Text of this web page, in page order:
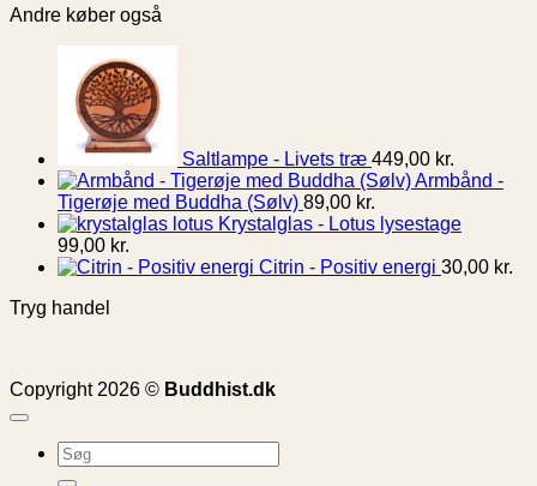
Andre køber også
Saltlampe - Livets træ 449,00 kr.
Armbånd -
Tigerøje med Buddha (Sølv) 89,00 kr.
Krystalglas - Lotus lysestage
99,00 kr.
Citrin - Positiv energi 30,00 kr.
Tryg handel
Copyright 2026 © Buddhist.dk
Søg
efter: